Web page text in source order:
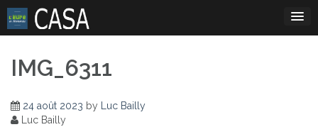
Skip
content
IMG_6311
24 août 2023 by Luc Bailly
Luc Bailly